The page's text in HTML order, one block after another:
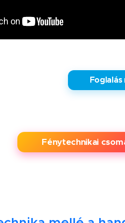
✅
✨ Fénytechnikai